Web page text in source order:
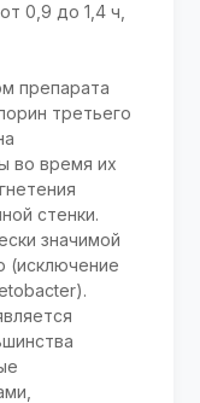
0,9 до 1,4 ч,
препарата
третьего
во время их
стенки.
значимой
(исключение